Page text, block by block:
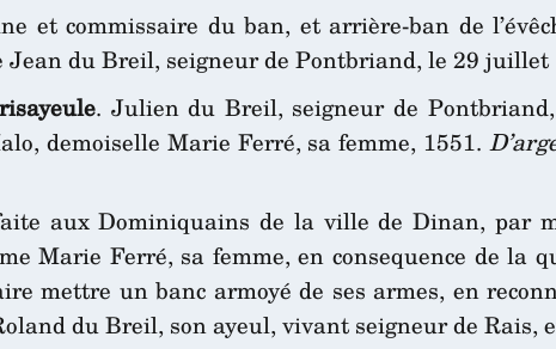
et commissaire du ban, et arrière-ban de
Jean du Breil, seigneur de Pontbriand, le 29 juillet
. Julien du Breil, seigneur de
demoiselle Marie Ferré, sa femme, 1551.
aux Dominiquains de la ville de Dinan, par
Marie Ferré, sa femme, en consequence de
mettre un banc armoyé de ses armes, en
du Breil, son ayeul, vivant seigneur de Rais,